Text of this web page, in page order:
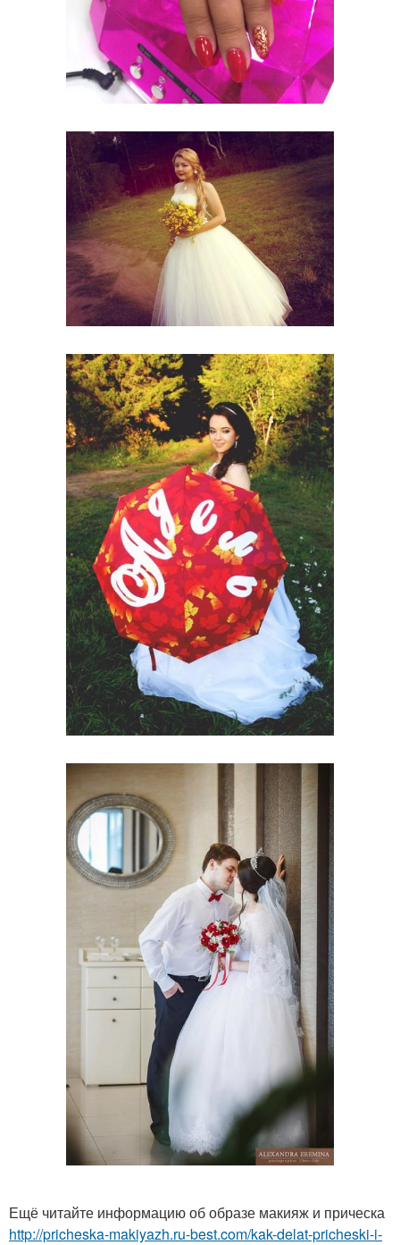
Ещё читайте информацию об образе макияж и прическа
http://pricheska-makiyazh.ru-best.com/kak-delat-pricheski-i-